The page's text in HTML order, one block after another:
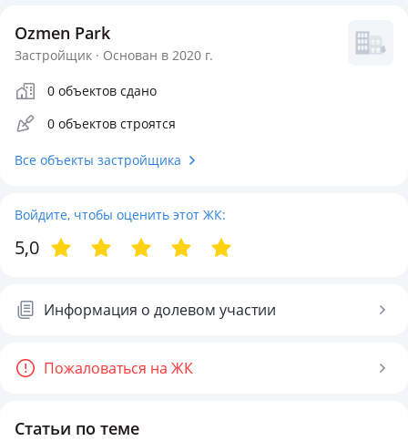
Ozmen Park
Застройщик · Основан в 2020 г.
0 объектов сдано
0 объектов строятся
Все объекты застройщика
Войдите, чтобы оценить этот ЖК:
5,0
Информация о долевом участии
Пожаловаться на ЖК
Статьи по теме